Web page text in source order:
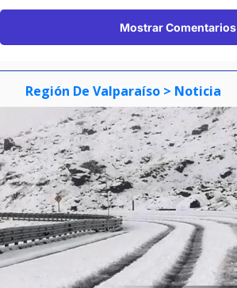
Mostrar Comentarios
Región De Valparaíso > Noticia